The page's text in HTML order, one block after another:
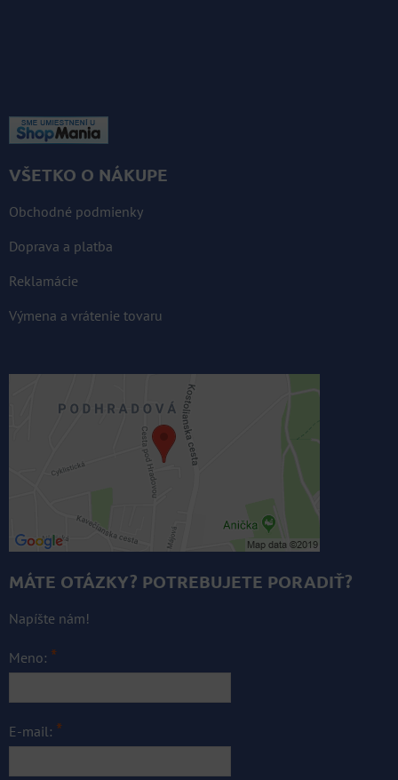
VŠETKO O NÁKUPE
Obchodné podmienky
Doprava a platba
Reklamácie
Výmena a vrátenie tovaru
MÁTE OTÁZKY? POTREBUJETE PORADIŤ?
Napíšte nám!
Meno: *
E-mail: *